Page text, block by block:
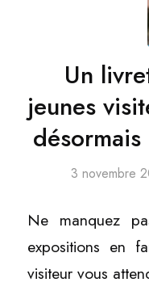
Un
jeunes
3 novembre
Ne manquez
expositions en
visiteur vous